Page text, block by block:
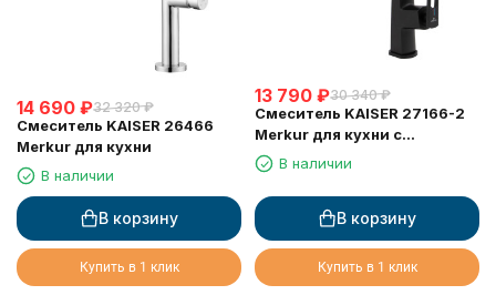
14 690 ₽32 320 ₽
Смеситель KAISER 26466
Merkur для кухни
В наличии
В корзину
Купить в 1 клик
13 790 ₽30 340 ₽
Смеситель KAISER 27166-2
Merkur для кухни с
выдвижным изливом
В наличии
В корзину
Купить в 1 клик